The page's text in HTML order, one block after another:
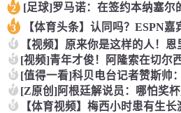
2
3
4
5 [视频]青年才俊！阿隆索在切尔
6
7
8